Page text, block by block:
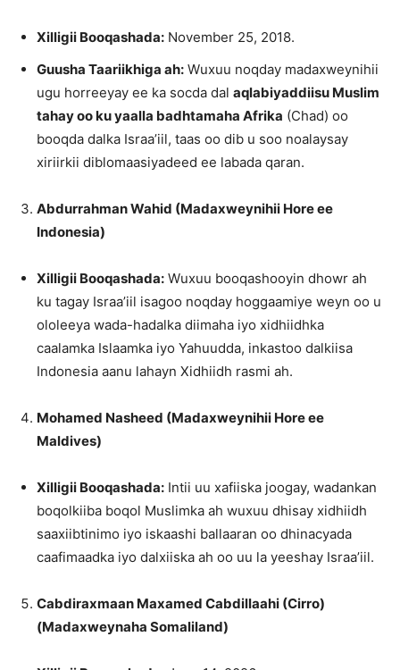
Xilligii Booqashada: November 25, 2018.
Guusha Taariikhiga ah: Wuxuu noqday madaxweynihii
ugu horreeyay ee ka socda dal aqlabiyaddiisu Muslim
tahay oo ku yaalla badhtamaha Afrika (Chad) oo
booqda dalka Israa’iil, taas oo dib u soo noalaysay
xiriirkii diblomaasiyadeed ee labada qaran.
Abdurrahman Wahid (Madaxweynihii Hore ee
Indonesia)
Xilligii Booqashada: Wuxuu booqashooyin dhowr ah
ku tagay Israa’iil isagoo noqday hoggaamiye weyn oo u
ololeeya wada-hadalka diimaha iyo xidhiidhka
caalamka Islaamka iyo Yahuudda, inkastoo dalkiisa
Indonesia aanu lahayn Xidhiidh rasmi ah.
Mohamed Nasheed (Madaxweynihii Hore ee
Maldives)
Xilligii Booqashada: Intii uu xafiiska joogay, wadankan
boqolkiiba boqol Muslimka ah wuxuu dhisay xidhiidh
saaxiibtinimo iyo iskaashi ballaaran oo dhinacyada
caafimaadka iyo dalxiiska ah oo uu la yeeshay Israa’iil.
Cabdiraxmaan Maxamed Cabdillaahi (Cirro)
(Madaxweynaha Somaliland)